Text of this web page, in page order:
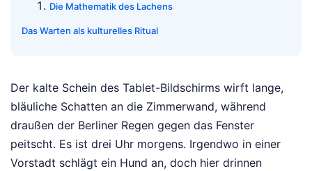
Die Mathematik des Lachens
Das Warten als kulturelles Ritual
Der kalte Schein des Tablet-Bildschirms wirft lange,
bläuliche Schatten an die Zimmerwand, während
draußen der Berliner Regen gegen das Fenster
peitscht. Es ist drei Uhr morgens. Irgendwo in einer
Vorstadt schlägt ein Hund an, doch hier drinnen